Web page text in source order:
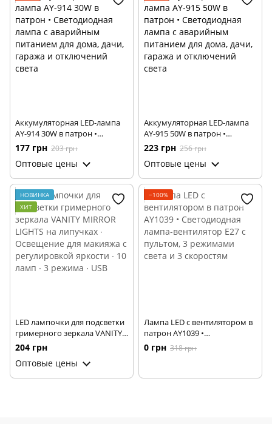
Аккумуляторная LED-лампа
AY-914 30W в патрон •
Светодиодная лампа с
аварийным питанием для
дома, дачи, гаража и
отключений света
177 грн 203 грн
Оптовые цены
Аккумуляторная LED-лампа
AY-915 50W в патрон •
Светодиодная лампа с
аварийным питанием для
дома, дачи, гаража и
отключений света
223 грн 256 грн
Оптовые цены
НОВИНКА
ХИТ
LED лампочки для подсветки
гримерного зеркала VANITY
MIRROR LIGHTS на липучках ∙
Освещение для макияжа с
регулировкой яркости ∙ 10
ламп ∙ 3 режима ∙ USB
204 грн
Оптовые цены
−100%
Лампа LED с вентилятором в
патрон AY1039 •
Светодиодная лампа-
вентилятор E27 с пультом, 3
скоростям
0 грн 318 грн